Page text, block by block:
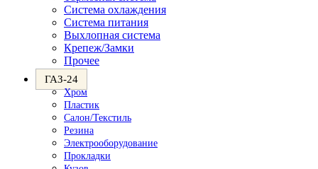
Система охлаждения
Система питания
Выхлопная система
Крепеж/Замки
Прочее
ГАЗ-24
Хром
Пластик
Салон/Текстиль
Резина
Электрооборудование
Прокладки